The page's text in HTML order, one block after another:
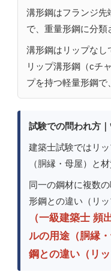
溝形鋼はフランジ先
で、重量形鋼に分類
溝形鋼はリップなし
リップ溝形鋼（cチ
プを持つ軽量形鋼で
試験での問われ方
建築士試験ではリ
（胴縁・母屋）と
同一の鋼材に複数
形鋼との違い（リ
（一級建築士 頻
ルの用途（胴縁
鋼との違い（リ